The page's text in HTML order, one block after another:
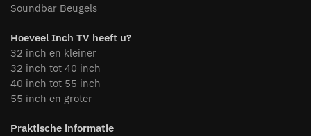
Soundbar Beugels
Hoeveel Inch TV heeft u?
32 inch en kleiner
32 inch tot 40 inch
40 inch tot 55 inch
55 inch en groter
Praktische informatie